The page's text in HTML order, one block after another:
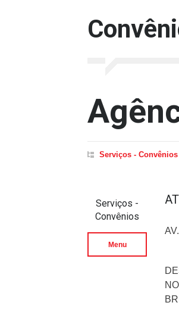
Serviços - Convênios
Serviços -
Convênios
Menu